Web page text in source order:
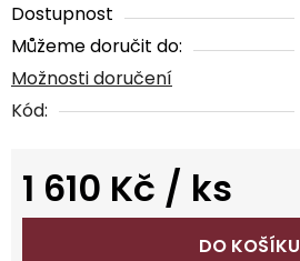
Dostupnost
Můžeme doručit do:
Možnosti doručení
Kód:
1 610 Kč / ks
Měrná cena:
DO KOŠÍKU